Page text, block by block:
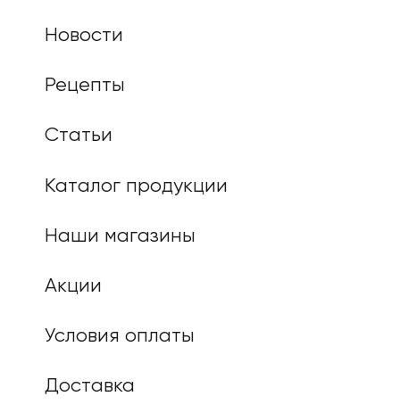
Новости
Рецепты
Статьи
Каталог продукции
Наши магазины
Акции
Условия оплаты
Доставка